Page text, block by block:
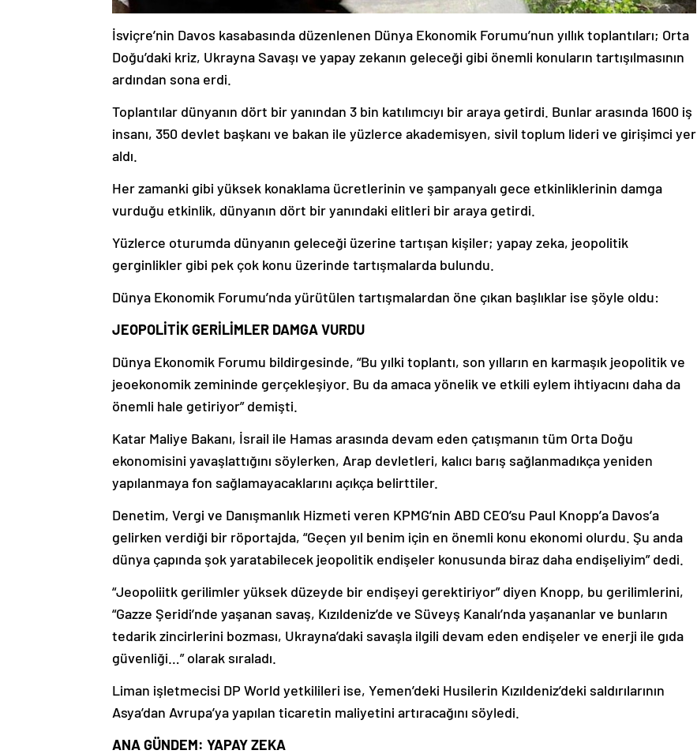
İsviçre’nin Davos kasabasında düzenlenen Dünya Ekonomik Forumu’nun yıllık toplantıları; Orta
Doğu’daki kriz, Ukrayna Savaşı ve yapay zekanın geleceği gibi önemli konuların tartışılmasının
ardından sona erdi.
Toplantılar dünyanın dört bir yanından 3 bin katılımcıyı bir araya getirdi. Bunlar arasında 1600 iş
insanı, 350 devlet başkanı ve bakan ile yüzlerce akademisyen, sivil toplum lideri ve girişimci yer
aldı.
Her zamanki gibi yüksek konaklama ücretlerinin ve şampanyalı gece etkinliklerinin damga
vurduğu etkinlik, dünyanın dört bir yanındaki elitleri bir araya getirdi.
Yüzlerce oturumda dünyanın geleceği üzerine tartışan kişiler; yapay zeka, jeopolitik
gerginlikler gibi pek çok konu üzerinde tartışmalarda bulundu.
Dünya Ekonomik Forumu’nda yürütülen tartışmalardan öne çıkan başlıklar ise şöyle oldu:
JEOPOLİTİK GERİLİMLER DAMGA VURDU
Dünya Ekonomik Forumu bildirgesinde, “Bu yılki toplantı, son yılların en karmaşık jeopolitik ve
jeoekonomik zemininde gerçekleşiyor. Bu da amaca yönelik ve etkili eylem ihtiyacını daha da
önemli hale getiriyor” demişti.
Katar Maliye Bakanı, İsrail ile Hamas arasında devam eden çatışmanın tüm Orta Doğu
ekonomisini yavaşlattığını söylerken, Arap devletleri, kalıcı barış sağlanmadıkça yeniden
yapılanmaya fon sağlamayacaklarını açıkça belirttiler.
Denetim, Vergi ve Danışmanlık Hizmeti veren KPMG’nin ABD CEO’su Paul Knopp’a Davos’a
gelirken verdiği bir röportajda, “Geçen yıl benim için en önemli konu ekonomi olurdu. Şu anda
dünya çapında şok yaratabilecek jeopolitik endişeler konusunda biraz daha endişeliyim” dedi.
“Jeopoliitk gerilimler yüksek düzeyde bir endişeyi gerektiriyor” diyen Knopp, bu gerilimlerini,
“Gazze Şeridi’nde yaşanan savaş, Kızıldeniz’de ve Süveyş Kanalı’nda yaşananlar ve bunların
tedarik zincirlerini bozması, Ukrayna’daki savaşla ilgili devam eden endişeler ve enerji ile gıda
güvenliği…” olarak sıraladı.
Liman işletmecisi DP World yetkilileri ise, Yemen’deki Husilerin Kızıldeniz’deki saldırılarının
Asya’dan Avrupa’ya yapılan ticaretin maliyetini artıracağını söyledi.
ANA GÜNDEM: YAPAY ZEKA